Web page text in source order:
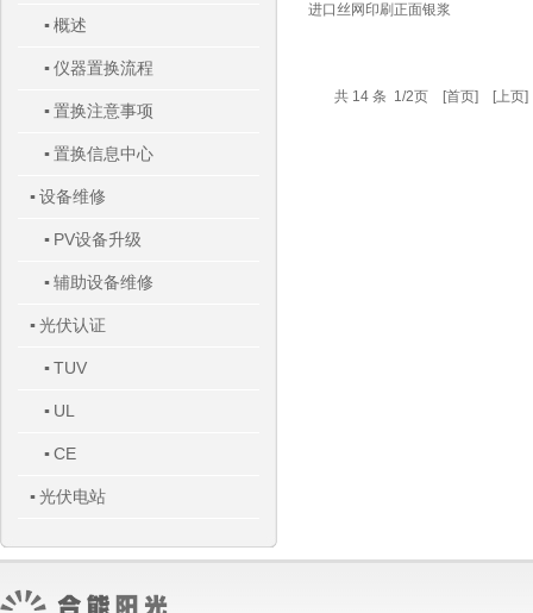
▪ 概述
▪ 仪器置换流程
▪ 置换注意事项
▪ 置换信息中心
▪ 设备维修
▪ PV设备升级
▪ 辅助设备维修
▪ 光伏认证
▪ TUV
▪ UL
▪ CE
▪ 光伏电站
进口丝网印刷正面银浆
共 14 条 1/2页 [首页] [上